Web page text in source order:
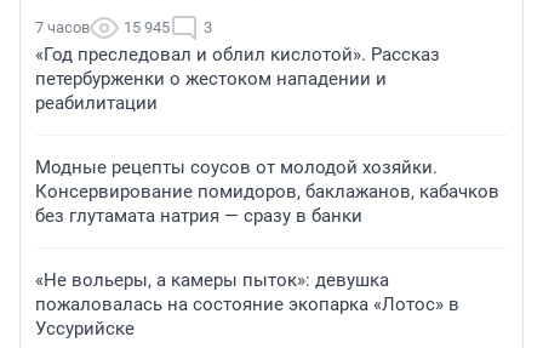
7 часов 15 945 3
«Год преследовал и облил кислотой». Рассказ
петербурженки о жестоком нападении и
реабилитации
Модные рецепты соусов от молодой хозяйки.
Консервирование помидоров, баклажанов, кабачков
без глутамата натрия — сразу в банки
«Не вольеры, а камеры пыток»: девушка
пожаловалась на состояние экопарка «Лотос» в
Уссурийске